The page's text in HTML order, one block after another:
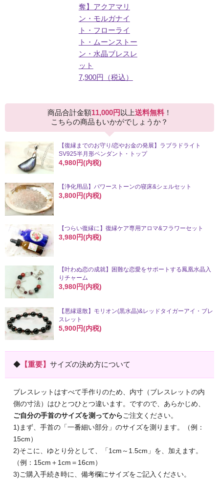
奪】アクアマリ
ン・モルガナイ
ト・フローライ
ト・ムーンストー
ン・水晶ブレスレ
ット
7,900円（税込）
商品合計金額11,000円 以上送料無料 ！
こちらの商品もいかがでしょうか？
【復縁までのお守り/恋やお金の発展】ラブラドライト
SV925半月形ペンダント・トップ
4,980円(内税)
【浄化用品】パワーストーンの寝床&シェルセット
3,800円(内税)
【つらい復縁に】復縁ケア専用アロマ&フラワーセット
3,980円(内税)
【叶わぬ恋の成就】困難な恋愛をサポートする鳳凰水晶入
りチャーム
3,980円(内税)
【悪縁退散】モリオン(黒水晶)&レッドタイガーアイ・ブレ
スレット
5,900円(内税)
◆ 【重要】サイズの決め方について
ブレスレットはすべて手作りのため、内寸（ブレスレットの内
側の寸法）はひとつひとつ違います。ですので、あらかじめ、
ご自分の手首のサイズを測ってから ご注文ください。
1)まず、手首の「一番細い部分」のサイズを測ります。（例：
15cm）
2)そこに、ゆとり分として、「1cm～1.5cm」を、加えます。
（例：15cm＋1cm＝16cm）
3)ご購入手続き時に、備考欄にサイズをご記入ください。